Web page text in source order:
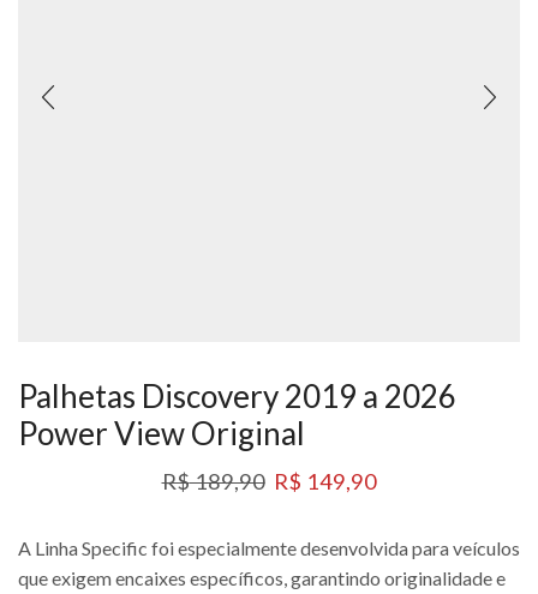
Palhetas Discovery 2019 a 2026
Power View Original
R$189,90 R$ 149,90
A Linha Specific foi especialmente desenvolvida para veículos
que exigem encaixes específicos, garantindo originalidade e